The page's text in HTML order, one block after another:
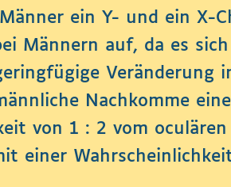
ein Y- und ein X-
Männern auf, da es
Nachkomme
von 1 : 2 vom
einer